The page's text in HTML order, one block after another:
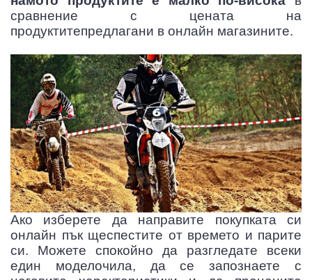
сравнение с цената на
продуктитепредлагани в онлайн магазините.
Ако изберете да направите покупката си
онлайн пък щеспестите от времето и парите
си. Можете спокойно да разгледате всеки
един моделочила, да се запознаете с